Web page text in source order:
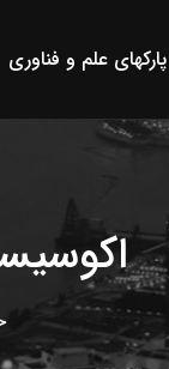
پارکهای علم و فناوری